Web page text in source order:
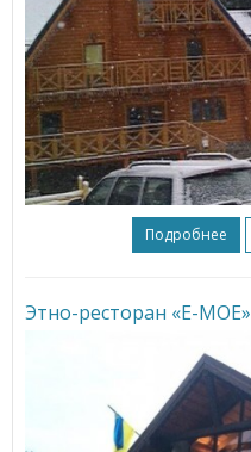
Подробнее
Этно-ресторан «Е-МОЕ»